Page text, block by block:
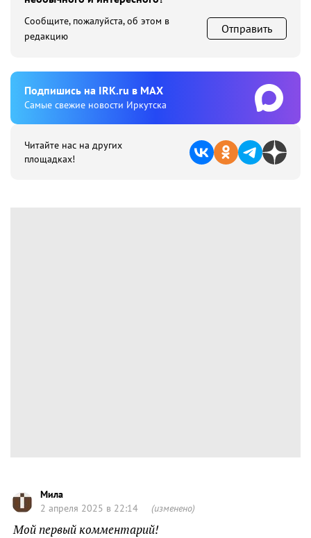
Сообщите, пожалуйста, об этом в
редакцию
Отправить
Подпишиcь на IRK.ru в MAX
Cамые свежие новости Иркутска
Читайте нас на других
площадках!
Мила
2 апреля 2025 в 22:14
(изменено)
Мой первый комментарий!